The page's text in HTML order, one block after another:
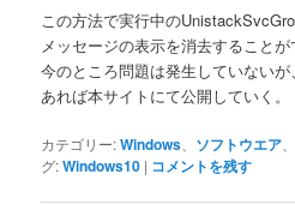
この方法で実行中の
メッセージの表示を消去することが
今のところ問題は発生していない
あれば本サイトにて公開していく。
カテゴリー:Windows ソフトウエア
グ:Windows10 | コメントを残す